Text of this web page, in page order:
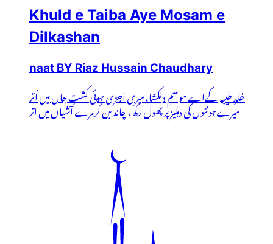
Khuld e Taiba Aye Mosam e
Dilkashan
naat BY Riaz Hussain Chaudhary
خلدِ طیبہ کےاے موسمِ دلکشا،میری اجڑی ہوئی کشتِ جاں میں اُتر
میرےہونٹوں کی دہلیز پرپھول رکھ، چاند بن کرمرے آشیاں میں اتر